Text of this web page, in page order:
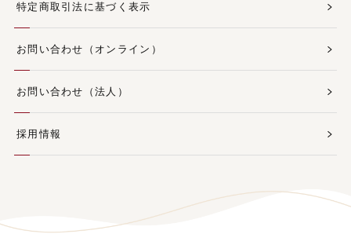
特定商取引法に基づく表示
お問い合わせ（オンライン）
お問い合わせ（法人）
採用情報